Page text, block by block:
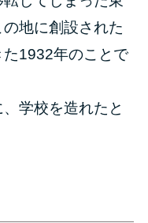
地に創設された
1932年のことで
学校を造れたと